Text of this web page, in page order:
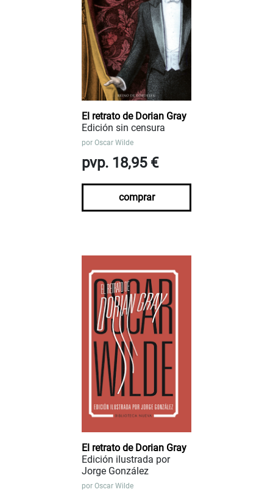
El retrato de Dorian Gray
Edición sin censura
por Oscar Wilde
pvp. 18,95 €
comprar
El retrato de Dorian Gray
Edición ilustrada por
Jorge González
por Oscar Wilde